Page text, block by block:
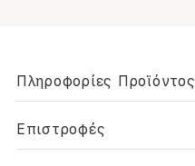
Πληροφορίες Προϊόντος
Επιστροφές